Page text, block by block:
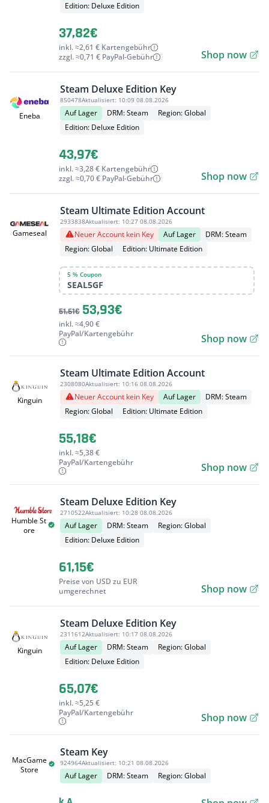
Edition: Deluxe Edition
37,82€
inkl. ≈2,61 € Kartengebühr
zzgl. ≈0,71 € PayPal-Gebühr
Shop now
Eneba
Steam Deluxe Edition Key
850478Aktualisiert: 10:09 08.08.2026
Auf Lager DRM: Steam
Region: Global
Edition: Deluxe Edition
43,97€
inkl. ≈3,28 € Kartengebühr
zzgl. ≈0,70 € PayPal-Gebühr
Shop now
Gameseal
Steam Ultimate Edition Account
2933838Aktualisiert: 10:27 08.08.2026
Neuer Account kein Key Auf Lager
DRM: Steam
Region: Global
Edition: Ultimate Edition
5 % Coupon
SEAL5GF
51,61€ 53,93€
inkl. ≈4,90 €
PayPal/Kartengebühr
Shop now
Kinguin
Steam Ultimate Edition Account
2308080Aktualisiert: 10:16 08.08.2026
Neuer Account kein Key Auf Lager
DRM: Steam
Region: Global
Edition: Ultimate Edition
55,18€
inkl. ≈5,38 €
PayPal/Kartengebühr
Shop now
Humble St
ore
Steam Deluxe Edition Key
2710522Aktualisiert: 10:28 08.08.2026
Auf Lager DRM: Steam
Region: Global
Edition: Deluxe Edition
61,15€
Preise von USD zu EUR
umgerechnet
Shop now
Kinguin
Steam Deluxe Edition Key
2311612Aktualisiert: 10:17 08.08.2026
Auf Lager DRM: Steam
Region: Global
Edition: Deluxe Edition
65,07€
inkl. ≈5,25 €
PayPal/Kartengebühr
Shop now
MacGame
Store
Steam Key
924964Aktualisiert: 10:21 08.08.2026
Auf Lager DRM: Steam Region: Global